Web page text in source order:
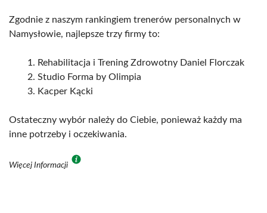
Zgodnie z naszym rankingiem trenerów personalnych w
Namysłowie, najlepsze trzy firmy to:
Rehabilitacja i Trening Zdrowotny Daniel Florczak
Studio Forma by Olimpia
Kacper Kącki
Ostateczny wybór należy do Ciebie, ponieważ każdy ma
inne potrzeby i oczekiwania.
Więcej Informacji